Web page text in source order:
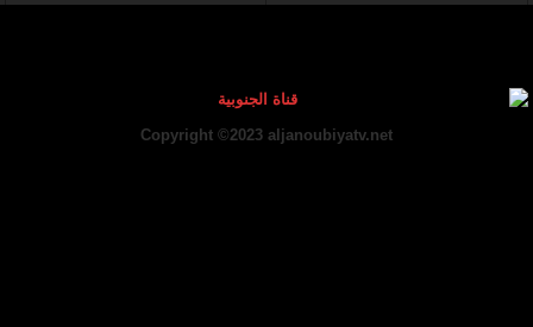
Copyright ©2023 aljanoubiyatv.net